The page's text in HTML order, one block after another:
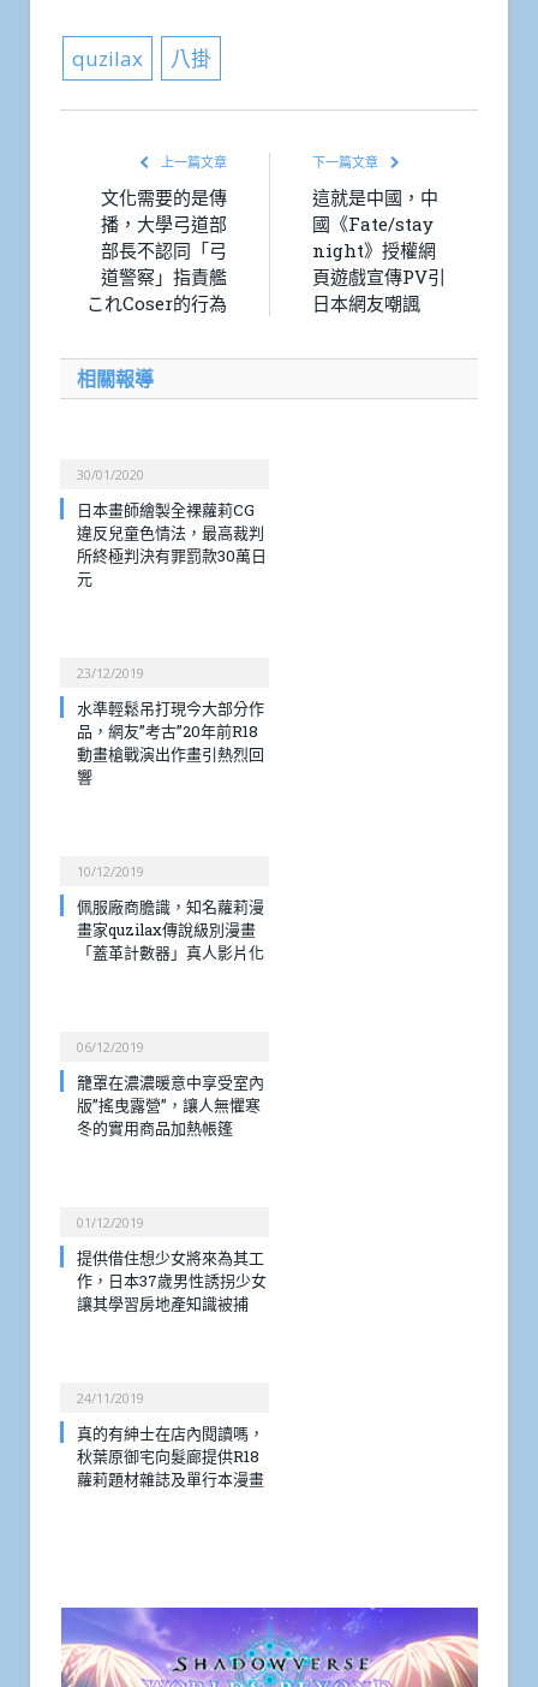
quzilax 八掛
上一篇文章
文化需要的是傳
播，大學弓道部
部長不認同「弓
道警察」指責艦
これCoser的行為
下一篇文章
這就是中國，中
國《Fate/stay
night》授權網
頁遊戲宣傳PV引
日本網友嘲諷
相關報導
30/01/2020
日本畫師繪製全裸蘿莉CG
違反兒童色情法，最高裁判
所終極判決有罪罰款30萬日
元
23/12/2019
水準輕鬆吊打現今大部分作
品，網友”考古”20年前R18
動畫槍戰演出作畫引熱烈回
響
10/12/2019
佩服廠商膽識，知名蘿莉漫
畫家quzilax傳說級別漫畫
「蓋革計數器」真人影片化
06/12/2019
籠罩在濃濃暖意中享受室內
版”搖曳露營”，讓人無懼寒
冬的實用商品加熱帳篷
01/12/2019
提供借住想少女將來為其工
作，日本37歲男性誘拐少女
讓其學習房地產知識被捕
24/11/2019
真的有紳士在店內閱讀嗎，
秋葉原御宅向髮廊提供R18
蘿莉題材雜誌及單行本漫畫